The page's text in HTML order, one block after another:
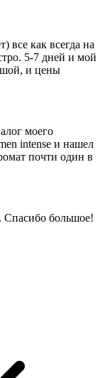
все как всегда на
5-7 дней и мой
и цены
моего
intense и нашел
почти один в
большое!